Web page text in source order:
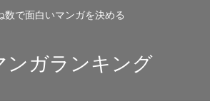
数で面白いマンガを決める
ンガランキング